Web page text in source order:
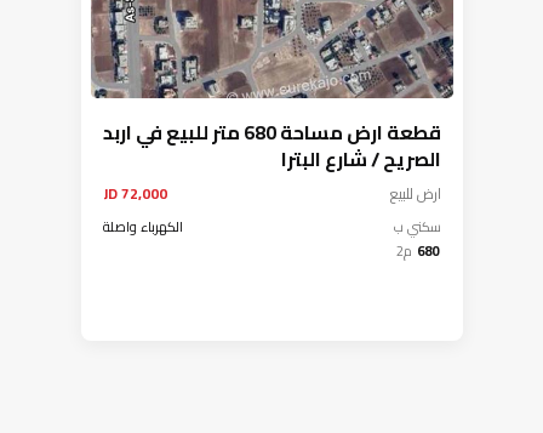
قطعة ارض مساحة 680 متر للبيع في اربد
الصريح / شارع البترا
ارضللبيع 72,000 JD
سكني ب
الكهرباء واصلة
680 م2